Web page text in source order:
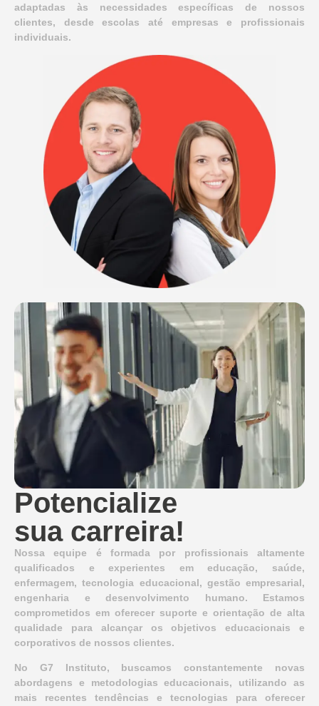
adaptadas às necessidades específicas de nossos
clientes, desde escolas até empresas e profissionais
individuais.
Potencialize
sua carreira!
Nossa equipe é formada por profissionais altamente
qualificados e experientes em educação, saúde,
enfermagem, tecnologia educacional, gestão empresarial,
engenharia e desenvolvimento humano. Estamos
comprometidos em oferecer suporte e orientação de alta
qualidade para alcançar os objetivos educacionais e
corporativos de nossos clientes.
No G7 Instituto, buscamos constantemente novas
abordagens e metodologias educacionais, utilizando as
mais recentes tendências e tecnologias para oferecer